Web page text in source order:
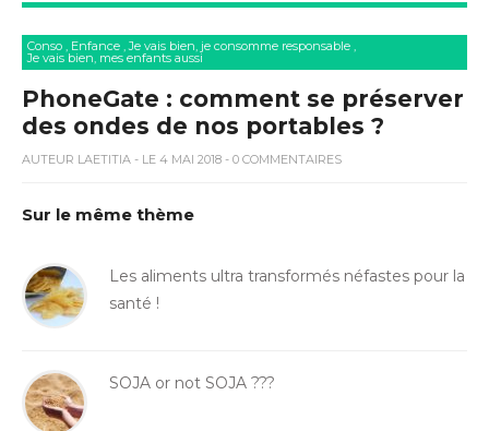
Conso , Enfance ,Je vais bien, je consomme responsable ,
Je vais bien, mes enfants aussi
PhoneGate : comment se préserver
des ondes de nos portables ?
AUTEUR LAETITIA - LE 4 MAI 2018 - 0 COMMENTAIRES
Sur le même thème
Les aliments ultra transformés néfastes pour la
santé !
SOJA or not SOJA ???